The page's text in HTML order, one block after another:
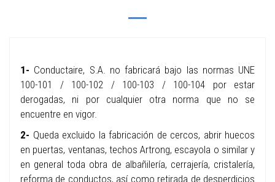
1- Conductaire, S.A. no fabricará bajo las normas UNE
100-101 / 100-102 / 100-103 / 100-104 por estar
derogadas, ni por cualquier otra norma que no se
encuentre en vigor.
2- Queda excluido la fabricación de cercos, abrir huecos
en puertas, ventanas, techos Artrong, escayola o similar y
en general toda obra de albañilería, cerrajería, cristalería,
reforma de conductos, así como retirada de desperdicios